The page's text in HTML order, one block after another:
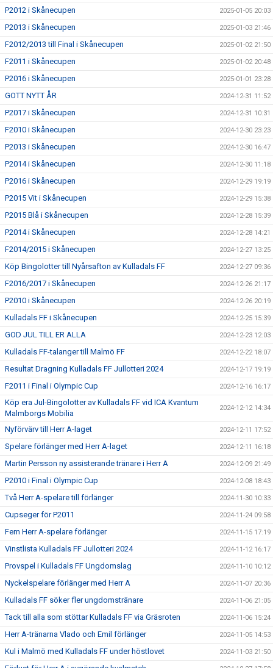
P2012 i Skånecupen 2025-01-05 20:03
P2013 i Skånecupen 2025-01-03 21:46
F2012/2013 till Final i Skånecupen 2025-01-02 21:50
F2011 i Skånecupen 2025-01-02 20:48
P2016 i Skånecupen 2025-01-01 23:28
GOTT NYTT ÅR 2024-12-31 11:52
P2017 i Skånecupen 2024-12-31 10:31
F2010 i Skånecupen 2024-12-30 23:23
P2013 i Skånecupen 2024-12-30 16:47
P2014 i Skånecupen 2024-12-30 11:18
P2016 i Skånecupen 2024-12-29 19:19
P2015 Vit i Skånecupen 2024-12-29 15:38
P2015 Blå i Skånecupen 2024-12-28 15:39
P2014 i Skånecupen 2024-12-28 14:21
F2014/2015 i Skånecupen 2024-12-27 13:25
Köp Bingolotter till Nyårsafton av Kulladals FF 2024-12-27 09:36
F2016/2017 i Skånecupen 2024-12-26 21:17
P2010 i Skånecupen 2024-12-26 20:19
Kulladals FF i Skånecupen 2024-12-25 15:39
GOD JUL TILL ER ALLA 2024-12-23 12:03
Kulladals FF-talanger till Malmö FF 2024-12-22 18:07
Resultat Dragning Kulladals FF Jullotteri 2024 2024-12-17 19:19
F2011 i Final i Olympic Cup 2024-12-16 16:17
Köp era Jul-Bingolotter av Kulladals FF vid ICA Kvantum
Malmborgs Mobilia
2024-12-12 14:34
Nyförvärv till Herr A-laget 2024-12-11 17:52
Spelare förlänger med Herr A-laget 2024-12-11 16:18
Martin Persson ny assisterande tränare i Herr A 2024-12-09 21:49
P2010 i Final i Olympic Cup 2024-12-08 18:43
Två Herr A-spelare till förlänger 2024-11-30 10:33
Cupseger för P2011 2024-11-24 09:58
Fem Herr A-spelare förlänger 2024-11-15 17:19
Vinstlista Kulladals FF Jullotteri 2024 2024-11-12 16:17
Provspel i Kulladals FF Ungdomslag 2024-11-10 10:12
Nyckelspelare förlänger med Herr A 2024-11-07 20:36
Kulladals FF söker fler ungdomstränare 2024-11-06 21:05
Tack till alla som stöttar Kulladals FF via Gräsroten 2024-11-06 15:24
Herr A-tränarna Vlado och Emil förlänger 2024-11-05 14:53
Kul i Malmö med Kulladals FF under höstlovet 2024-11-03 21:50